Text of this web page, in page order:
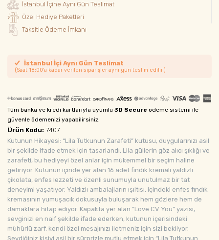
İstanbul İçine Aynı Gün Teslimat
Özel Hediye Paketleri
Taksitle Ödeme İmkanı
İstanbul İçi Aynı Gün Teslimat
(Saat 18:00'a kadar verilen siparişler aynı gün teslim edilir.)
Tüm banka ve kredi kartlarıyla uyumlu 3D Secure ödeme sistemi ile
güvenle ödemenizi yapabilirsiniz.
Ürün Kodu: 7407
Kutunun Hikayesi: “Lila Tutkunun Zarafeti” kutusu, duygularınızı asil
bir şekilde ifade etmek için tasarlandı. Lila güllerin göz alıcı şıklığı ve
zarafeti, bu hediyeyi özel anlar için mükemmel bir seçim haline
getiriyor. Kutunun içinde yer alan 16 adet fındık kremalı yaldızlı
çikolata, enfes lezzeti ve özenli sunumuyla unutulmaz bir tat
deneyimi yaşatıyor. Yaldızlı ambalajların ışıltısı, içindeki enfes fındık
kremasının yumuşacık dokusuyla buluşarak hem gözlere hem de
damaklara hitap ediyor. Kapakta yer alan “Love CV You” yazısı,
sevginizi en naif şekilde ifade ederken, kutunun içerisindeki
mühürlü zarf, kendi özel mesajınızı iletmeniz için sizi bekliyor.
Sevdiğiniz kişiyi asil bir sürprizle mutlu etmek için “Lila Tutkunun